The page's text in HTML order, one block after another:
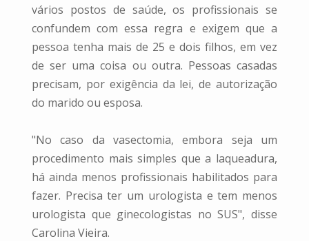
vários postos de saúde, os profissionais se
confundem com essa regra e exigem que a
pessoa tenha mais de 25 e dois filhos, em vez
de ser uma coisa ou outra. Pessoas casadas
precisam, por exigência da lei, de autorização
do marido ou esposa.
"No caso da vasectomia, embora seja um
procedimento mais simples que a laqueadura,
há ainda menos profissionais habilitados para
fazer. Precisa ter um urologista e tem menos
urologista que ginecologistas no SUS", disse
Carolina Vieira.